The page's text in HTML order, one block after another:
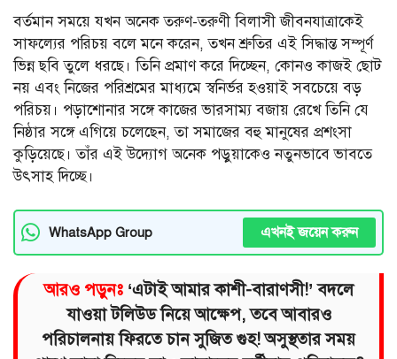
বর্তমান সময়ে যখন অনেক তরুণ-তরুণী বিলাসী জীবনযাত্রাকেই
সাফল্যের পরিচয় বলে মনে করেন, তখন শ্রুতির এই সিদ্ধান্ত সম্পূর্ণ
ভিন্ন ছবি তুলে ধরছে। তিনি প্রমাণ করে দিচ্ছেন, কোনও কাজই ছোট
নয় এবং নিজের পরিশ্রমের মাধ্যমে স্বনির্ভর হওয়াই সবচেয়ে বড়
পরিচয়। পড়াশোনার সঙ্গে কাজের ভারসাম্য বজায় রেখে তিনি যে
নিষ্ঠার সঙ্গে এগিয়ে চলেছেন, তা সমাজের বহু মানুষের প্রশংসা
কুড়িয়েছে। তাঁর এই উদ্যোগ অনেক পড়ুয়াকেও নতুনভাবে ভাবতে
উৎসাহ দিচ্ছে।
WhatsApp Group এখনই জয়েন করুন
আরও পড়ুনঃ ‘এটাই আমার কাশী-বারাণসী!’ বদলে
যাওয়া টলিউড নিয়ে আক্ষেপ, তবে আবারও
পরিচালনায় ফিরতে চান সুজিত গুহ! অসুস্থতার সময়